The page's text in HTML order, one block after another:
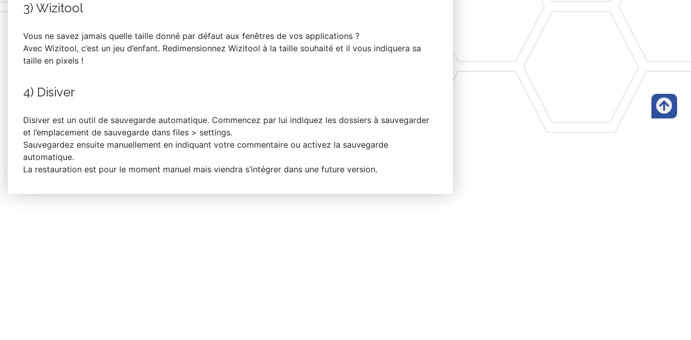
3) Wizitool
Vous ne savez jamais quelle taille donné par défaut aux fenêtres de vos applications ?
Avec Wizitool, c’est un jeu d’enfant. Redimensionnez Wizitool à la taille souhaité et il vous indiquera sa
taille en pixels !
4) Disiver
Disiver est un outil de sauvegarde automatique. Commencez par lui indiquez les dossiers à sauvegarder
et l’emplacement de sauvegarde dans files > settings.
Sauvegardez ensuite manuellement en indiquant votre commentaire ou activez la sauvegarde
automatique.
La restauration est pour le moment manuel mais viendra s’intégrer dans une future version.